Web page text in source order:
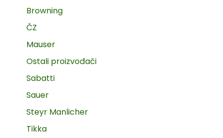
Browning
ČZ
Mauser
Ostali proizvođači
Sabatti
Sauer
Steyr Manlicher
Tikka